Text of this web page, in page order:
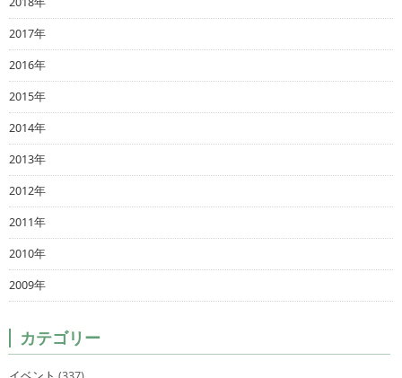
2017年
2016年
2015年
2014年
2013年
2012年
2011年
2010年
2009年
カテゴリー